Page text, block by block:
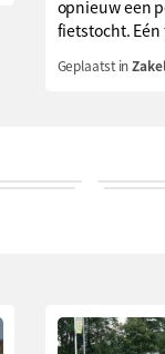
opnieuw een
fietstocht. Eén
Geplaatst in